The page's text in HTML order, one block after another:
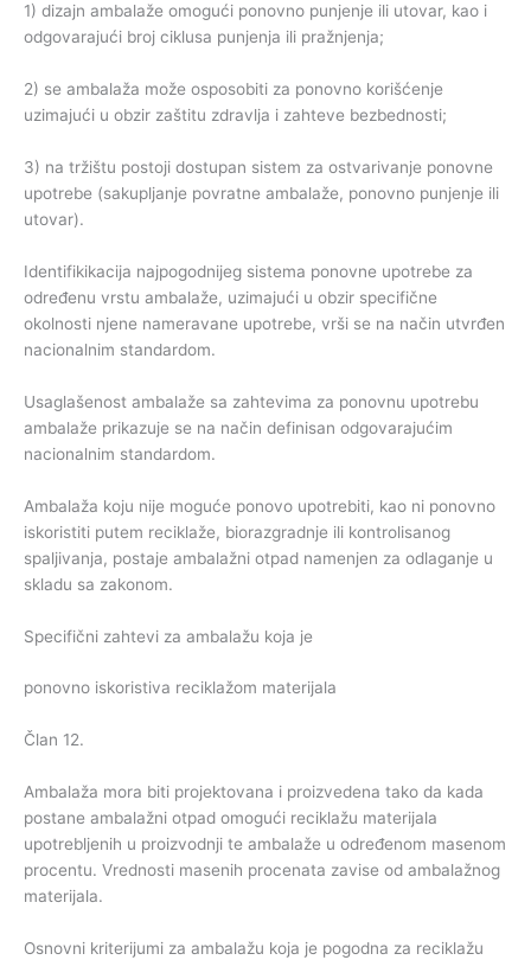
1) dizajn ambalaže omogući ponovno punjenje ili utovar, kao i
odgovarajući broj ciklusa punjenja ili pražnjenja;
2) se ambalaža može osposobiti za ponovno korišćenje
uzimajući u obzir zaštitu zdravlja i zahteve bezbednosti;
3) na tržištu postoji dostupan sistem za ostvarivanje ponovne
upotrebe (sakupljanje povratne ambalaže, ponovno punjenje ili
utovar).
Identifikikacija najpogodnijeg sistema ponovne upotrebe za
određenu vrstu ambalaže, uzimajući u obzir specifične
okolnosti njene nameravane upotrebe, vrši se na način utvrđen
nacionalnim standardom.
Usaglašenost ambalaže sa zahtevima za ponovnu upotrebu
ambalaže prikazuje se na način definisan odgovarajućim
nacionalnim standardom.
Ambalaža koju nije moguće ponovo upotrebiti, kao ni ponovno
iskoristiti putem reciklaže, biorazgradnje ili kontrolisanog
spaljivanja, postaje ambalažni otpad namenjen za odlaganje u
skladu sa zakonom.
Specifični zahtevi za ambalažu koja je
ponovno iskoristiva reciklažom materijala
Član 12.
Ambalaža mora biti projektovana i proizvedena tako da kada
postane ambalažni otpad omogući reciklažu materijala
upotrebljenih u proizvodnji te ambalaže u određenom masenom
procentu. Vrednosti masenih procenata zavise od ambalažnog
materijala.
Osnovni kriterijumi za ambalažu koja je pogodna za reciklažu